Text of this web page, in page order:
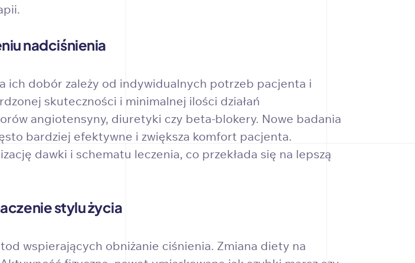
nadciśnienia
ich dobór zależy od indywidualnych potrzeb pacjenta i
skuteczności i minimalnej ilości działań
angiotensyny, diuretyki czy beta-blokery. Nowe badania
bardziej efektywne i zwiększa komfort pacjenta.
dawki i schematu leczenia, co przekłada się na lepszą
stylu życia
wspierających obniżanie ciśnienia. Zmiana diety na